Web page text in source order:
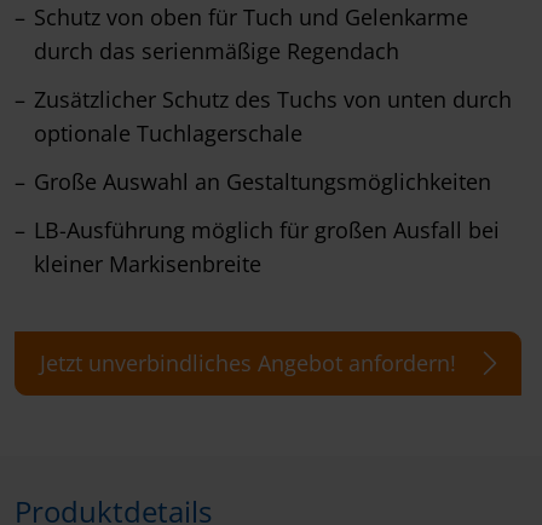
Schutz von oben für Tuch und Gelenkarme
durch das serienmäßige Regendach
Zusätzlicher Schutz des Tuchs von unten durch
optionale Tuchlagerschale
Große Auswahl an Gestaltungsmöglichkeiten
LB-Ausführung möglich für großen Ausfall bei
kleiner Markisenbreite
Jetzt unverbindliches Angebot anfordern!
Produktdetails